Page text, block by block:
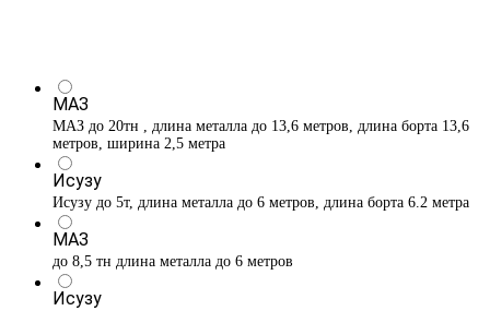
МАЗ
МАЗ до 20тн , длина металла до 13,6 метров, длина борта 13,6
метров, ширина 2,5 метра
Исузу
Исузу до 5т, длина металла до 6 метров, длина борта 6.2 метра
МАЗ
до 8,5 тн длина металла до 6 метров
Исузу